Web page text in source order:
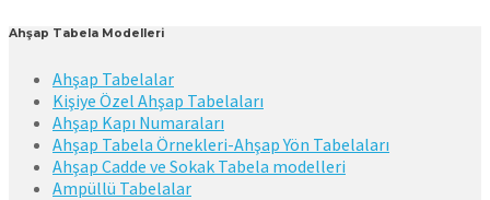
Ahşap Tabela Modelleri
Ahşap Tabelalar
Kişiye Özel Ahşap Tabelaları
Ahşap Kapı Numaraları
Ahşap Tabela Örnekleri-Ahşap Yön Tabelaları
Ahşap Cadde ve Sokak Tabela modelleri
Ampüllü Tabelalar